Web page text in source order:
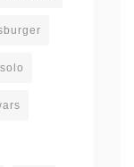
solo